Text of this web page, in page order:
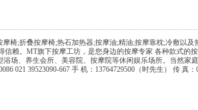
椅;折叠按摩椅;热石加热器;按摩油;精油;按摩靠枕;冷敷以
赖。MT旗下按摩工坊，是您身边的按摩专家 各种款式
浴场、养生会所、美容院、按摩院等休闲娱乐场所。当然
021 39523090-667 手 机：13764729500（时先生） 传 真